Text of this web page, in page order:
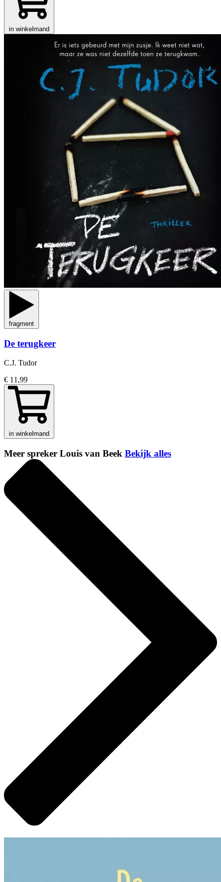
in winkelmand
fragment
De terugkeer
C.J. Tudor
€ 11,99
in winkelmand
Meer spreker Louis van Beek Bekijk alles